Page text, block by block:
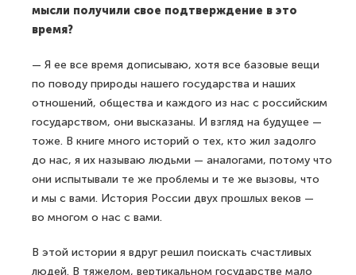
мысли получили свое подтверждение в это
время?
— Я ее все время дописываю, хотя все базовые вещи
по поводу природы нашего государства и наших
отношений, общества и каждого из нас с российским
государством, они высказаны. И взгляд на будущее —
тоже. В книге много историй о тех, кто жил задолго
до нас, я их называю людьми — аналогами, потому что
они испытывали те же проблемы и те же вызовы, что
и мы с вами. История России двух прошлых веков —
во многом о нас с вами.
В этой истории я вдруг решил поискать счастливых
людей. В тяжелом, вертикальном государстве мало